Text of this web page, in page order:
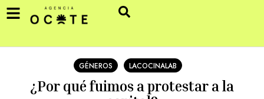
GÉNEROS LACOCINALAB
¿Por qué fuimos a protestar a la